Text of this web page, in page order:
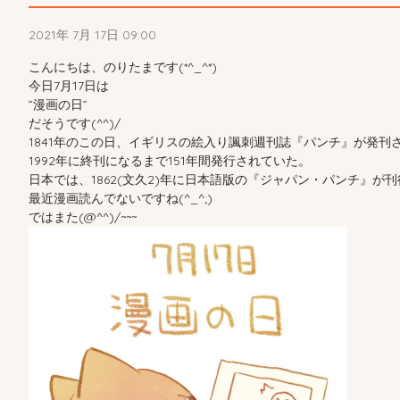
2021年 7月 17日 09:00
こんにちは、のりたまです(*^_^*)
今日7月17日は
”漫画の日”
だそうです(^^)/
1841年のこの日、イギリスの絵入り諷刺週刊誌『パンチ』が発刊さ
1992年に終刊になるまで151年間発行されていた。
日本では、1862(文久2)年に日本語版の『ジャパン・パンチ』が刊
最近漫画読んでないですね(^_^;)
ではまた(@^^)/~~~